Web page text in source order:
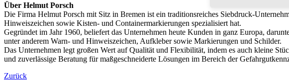
Über Helmut Porsch
Die Firma Helmut Porsch mit Sitz in Bremen ist ein traditionsreiches Siebdruck-
Hinweiszeichen sowie Kisten- und Containermarkierungen spezialisiert hat.
Gegründet im Jahr 1960, beliefert das Unternehmen heute Kunden in ganz Europa,
unter anderem Warn- und Hinweiszeichen, Aufkleber sowie Markierungen und Schilder.
Das Unternehmen legt großen Wert auf Qualität und Flexibilität, indem es auch kleine
und zuverlässige Beratung für maßgeschneiderte Lösungen im Bereich der
Zurück